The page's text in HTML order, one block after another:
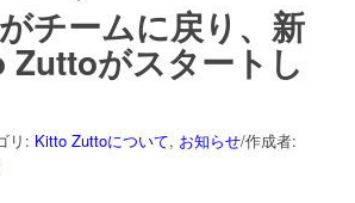
チームに戻り、新
Zuttoがスタートし
リ: Kitto Zuttoについて, お知らせ/作成者: